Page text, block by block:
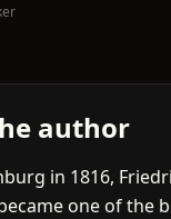
author
in 1816,
one of the